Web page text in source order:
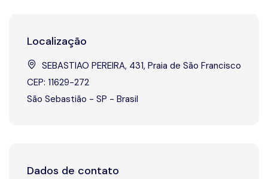
Localização
SEBASTIAO PEREIRA, 431, Praia de São Francisco
CEP: 11629-272
São Sebastião - SP - Brasil
Dados de contato